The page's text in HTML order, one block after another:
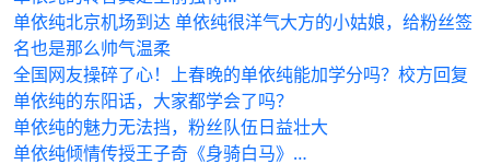
单依纯北京机场到达 单依纯很洋气大方的小姑娘，给粉丝签
名也是那么帅气温柔
全国网友操碎了心！上春晚的单依纯能加学分吗？校方回复
单依纯的东阳话，大家都学会了吗？
单依纯的魅力无法挡，粉丝队伍日益壮大
单依纯倾情传授王子奇《身骑白马》…